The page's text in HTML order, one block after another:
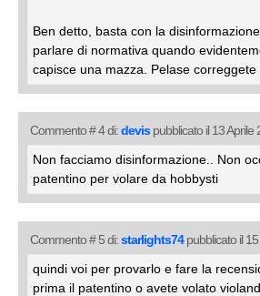
Ben detto, basta con la
parlare di normativa quando
capisce una mazza. Pelase correggete
Commento # 4 di:devispubblicato il 13 Aprile
Non facciamo disinformazione.. Non
patentino per volare da hobbysti
Commento # 5 di:starlights74pubblicato il
quindi voi per provarlo e fare la
prima il patentino o avete volato